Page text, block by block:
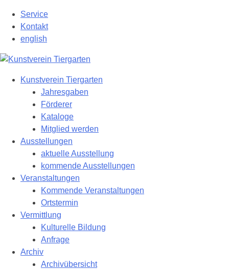
Hauptinhalt
springen
Service
Kontakt
english
Kunstverein Tiergarten
Jahresgaben
Förderer
Kataloge
Mitglied werden
Ausstellungen
aktuelle Ausstellung
kommende Ausstellungen
Veranstaltungen
Kommende Veranstaltungen
Ortstermin
Vermittlung
Kulturelle Bildung
Anfrage
Archiv
Archivübersicht